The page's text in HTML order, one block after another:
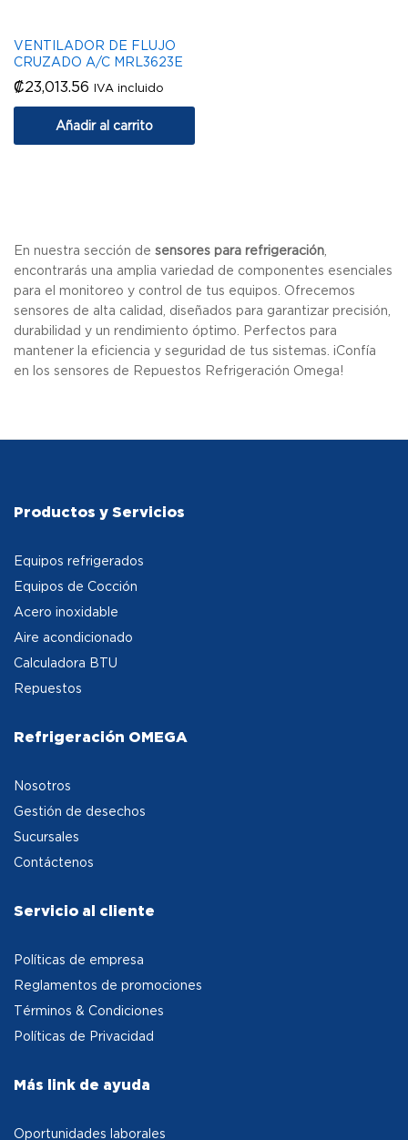
VENTILADOR DE FLUJO
CRUZADO A/C MRL3623E
₡23,013.56 IVA incluido
Añadir al carrito
En nuestra sección de sensores para refrigeración
encontrarás una amplia variedad de componentes esenciales
para el monitoreo y control de tus equipos. Ofrecemos
sensores de alta calidad, diseñados para garantizar precisión,
durabilidad y un rendimiento óptimo. Perfectos para
mantener la eficiencia y seguridad de tus sistemas. ¡Confía
en los sensores de Repuestos Refrigeración Omega!
Productos y Servicios
Equipos refrigerados
Equipos de Cocción
Acero inoxidable
Aire acondicionado
Calculadora BTU
Repuestos
Refrigeración OMEGA
Nosotros
Gestión de desechos
Sucursales
Contáctenos
Servicio al cliente
Políticas de empresa
Reglamentos de promociones
Términos & Condiciones
Políticas de Privacidad
Más link de ayuda
Oportunidades laborales